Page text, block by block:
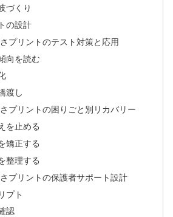
づくり
の設計
プリントのテスト対策と応用
向を読む
渡し
プリントの困りごと別リカバリー
を止める
矯正する
整理する
プリントの保護者サポート設計
プト
認